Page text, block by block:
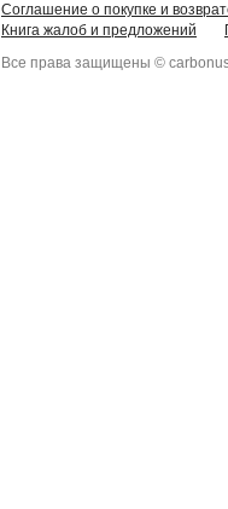
Соглашение о покупке и
Книга жалоб и предложений
Все права защищены ©